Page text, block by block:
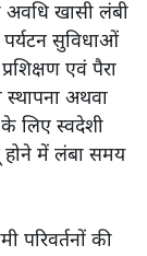
खासी लंबी
पर्यटन सुविधाओं
एवं पैरा
अथवा
के लिए स्वदेशी
होने में लंबा समय
परिवर्तनों की